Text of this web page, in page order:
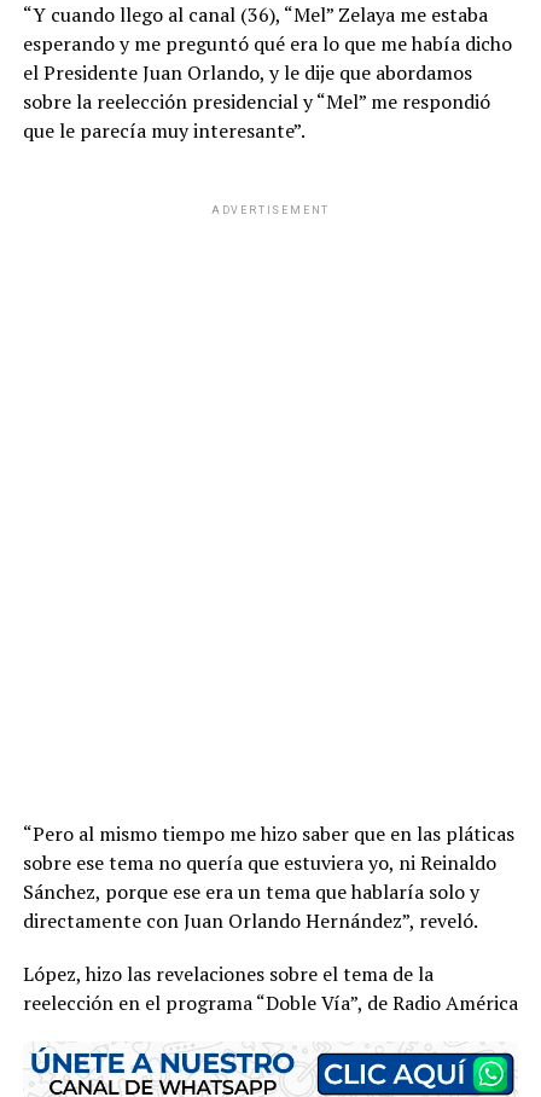
“Y cuando llego al canal (36), “Mel” Zelaya me estaba
esperando y me preguntó qué era lo que me había dicho
el Presidente Juan Orlando, y le dije que abordamos
sobre la reelección presidencial y “Mel” me respondió
que le parecía muy interesante”.
ADVERTISEMENT
“Pero al mismo tiempo me hizo saber que en las pláticas
sobre ese tema no quería que estuviera yo, ni Reinaldo
Sánchez, porque ese era un tema que hablaría solo y
directamente con Juan Orlando Hernández”, reveló.
López, hizo las revelaciones sobre el tema de la
reelección en el programa “Doble Vía”, de Radio América